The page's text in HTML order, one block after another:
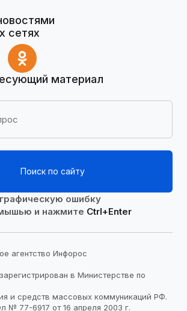
сетях
материал
Поиск по сайту
ошибку
и нажмите Ctrl+Enter
агентство Инфорос
в Министерстве по
и средств массовых коммуникаций РФ.
№ 77-6917 от 16 апреля 2003 г.